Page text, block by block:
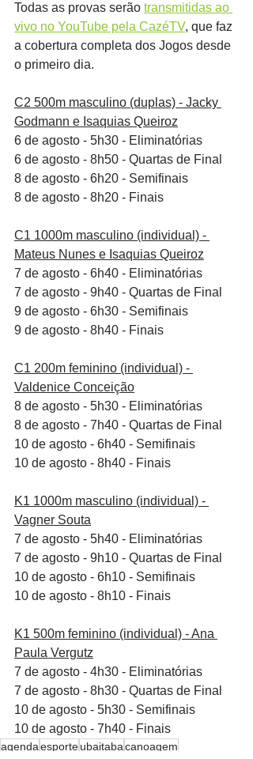
Todas as provas serão transmitidas ao
vivo no YouTube pela CazéTV, que faz
a cobertura completa dos Jogos desde
o primeiro dia.
C2 500m masculino (duplas) - Jacky
Godmann e Isaquias Queiroz
6 de agosto - 5h30 - Eliminatórias
6 de agosto - 8h50 - Quartas de Final
8 de agosto - 6h20 - Semifinais
8 de agosto - 8h20 - Finais
C1 1000m masculino (individual) -
Mateus Nunes e Isaquias Queiroz
7 de agosto - 6h40 - Eliminatórias
7 de agosto - 9h40 - Quartas de Final
9 de agosto - 6h30 - Semifinais
9 de agosto - 8h40 - Finais
C1 200m feminino (individual) -
Valdenice Conceição
8 de agosto - 5h30 - Eliminatórias
8 de agosto - 7h40 - Quartas de Final
10 de agosto - 6h40 - Semifinais
10 de agosto - 8h40 - Finais
K1 1000m masculino (individual) -
Vagner Souta
7 de agosto - 5h40 - Eliminatórias
7 de agosto - 9h10 - Quartas de Final
10 de agosto - 6h10 - Semifinais
10 de agosto - 8h10 - Finais
K1 500m feminino (individual) - Ana
Paula Vergutz
7 de agosto - 4h30 - Eliminatórias
7 de agosto - 8h30 - Quartas de Final
10 de agosto - 5h30 - Semifinais
10 de agosto - 7h40 - Finais
agendaesporteubaitabacanoagem